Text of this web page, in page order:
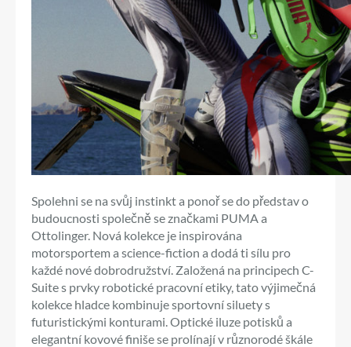
Spolehni se na svůj instinkt a ponoř se do představ o
budoucnosti společně se značkami PUMA a
Ottolinger. Nová kolekce je inspirována
motorsportem a science-fiction a dodá ti sílu pro
každé nové dobrodružství. Založená na principech C-
Suite s prvky robotické pracovní etiky, tato výjimečná
kolekce hladce kombinuje sportovní siluety s
futuristickými konturami. Optické iluze potisků a
elegantní kovové finiše se prolínají v různorodé škále